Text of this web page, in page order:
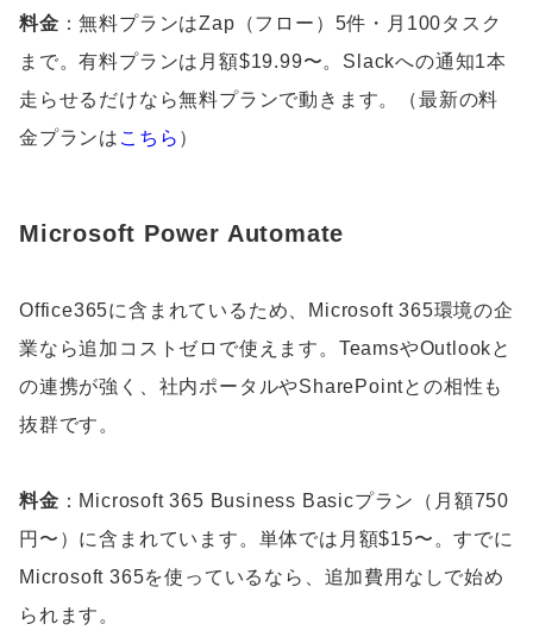
料金 ：無料プランはZap（フロー）5件・月100タスク
まで。有料プランは月額$19.99〜。Slackへの通知1本
走らせるだけなら無料プランで動きます。（最新の料
金プランは こちら ）
Microsoft Power Automate
Office365に含まれているため、Microsoft 365環境の企
業なら追加コストゼロで使えます。TeamsやOutlookと
の連携が強く、社内ポータルやSharePointとの相性も
抜群です。
料金 ：Microsoft 365 Business Basicプラン（月額750
円〜）に含まれています。単体では月額$15〜。すでに
Microsoft 365を使っているなら、追加費用なしで始め
られます。